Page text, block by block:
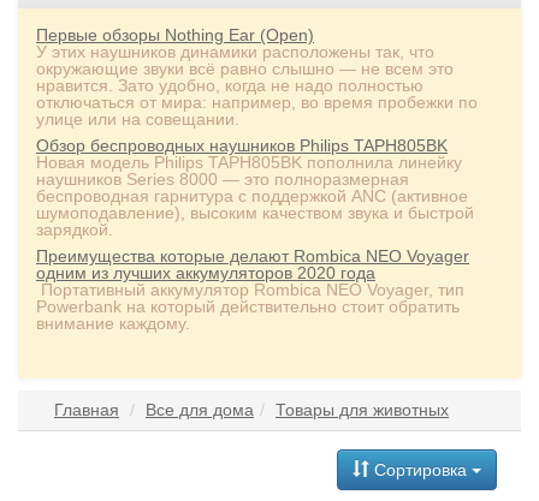
Первые обзоры Nothing Ear (Open)
У этих наушников динамики расположены так, что
окружающие звуки всё равно слышно — не всем это
нравится. Зато удобно, когда не надо полностью
отключаться от мира: например, во время пробежки по
улице или на совещании.
Обзор беспроводных наушников Philips TAPH805BK
Новая модель Philips TAPH805BK пополнила линейку
наушников Series 8000 — это полноразмерная
беспроводная гарнитура с поддержкой ANC (активное
шумоподавление), высоким качеством звука и быстрой
зарядкой.
Преимущества которые делают Rombica NEO Voyager
одним из лучших аккумуляторов 2020 года
Портативный аккумулятор Rombica NEO Voyager, тип
Powerbank на который действительно стоит обратить
внимание каждому.
Главная Все для дома Товары для животных
Сортировка